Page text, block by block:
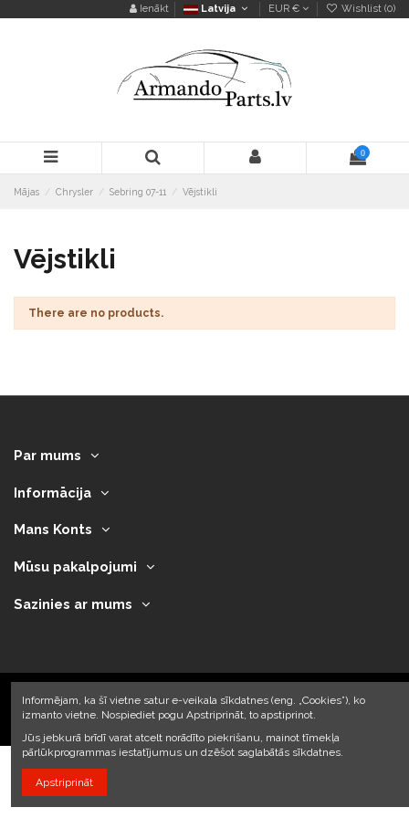
Ienākt Latvija EUR € Wishlist (0)
0
Mājas Chrysler Sebring 07-11 Vējstikli
Vējstikli
There are no products.
Par mums
Informācija
Mans Konts
Mūsu pakalpojumi
Sazinies ar mums
2023 © Armando Auto SIA
Informējam, ka šī vietne satur e-veikala sīkdatnes (eng. „Cookies”), ko
izmanto vietne. Nospiediet pogu Apstriprināt, to apstiprinot.
Jūs jebkurā brīdī varat atcelt norādīto piekrišanu, mainot tīmekļa
pārlūkprogrammas iestatījumus un dzēšot saglabātās sīkdatnes.
Apstriprināt